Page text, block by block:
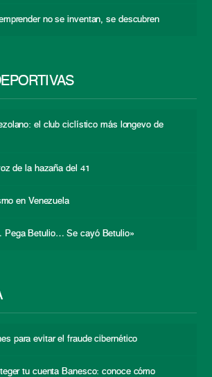
no se inventan, se descubren
el club ciclístico más longevo de
de la hazaña del 41
en Venezuela
Pega Betulio… Se cayó Betulio»
para evitar el fraude cibernético
tu cuenta Banesco: conoce cómo